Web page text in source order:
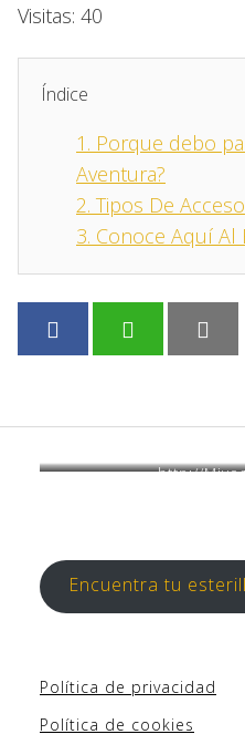
Visitas: 40
Índice
1. Porque debo
Aventura?
2. Tipos De Acceso
3. Conoce Aquí Al
http://
Encuentra tu
Política de privacidad
Política de cookies